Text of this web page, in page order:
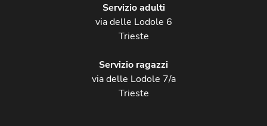
Servizio adulti
via delle Lodole 6
Trieste
Servizio ragazzi
via delle Lodole 7/a
Trieste